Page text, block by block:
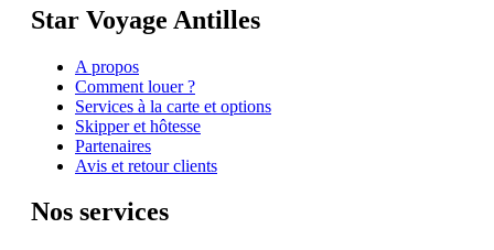
Star Voyage Antilles
A propos
Comment louer ?
Services à la carte et options
Skipper et hôtesse
Partenaires
Avis et retour clients
Nos services